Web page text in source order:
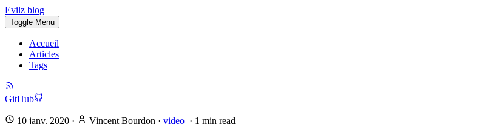
Evilz blog
Toggle Menu
Accueil
Articles
Tags
GitHub
10 janv. 2020 · Vincent Bourdon · video · 1 min read